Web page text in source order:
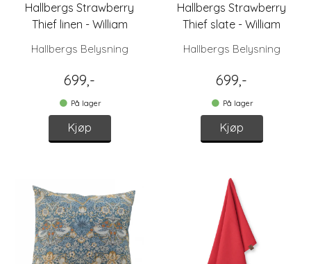
Hallbergs Strawberry
Thief linen - William
Hallbergs Belysning
699,-
På lager
Kjøp
Hallbergs Strawberry
Thief slate - William
Hallbergs Belysning
699,-
På lager
Kjøp